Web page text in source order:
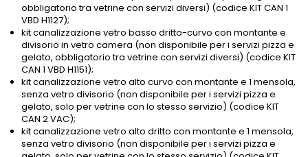
obbligatorio tra vetrine con servizi diversi) (codice KIT CAN 1
VBD H1127);
kit canalizzazione vetro basso dritto-curvo con montante e
divisorio in vetro camera (non disponibile per i servizi pizza e
gelato, obbligatorio tra vetrine con servizi diversi) (codice KIT
CAN 1 VBD H1151);
kit canalizzazione vetro alto curvo con montante e 1 mensola,
senza vetro divisorio (non disponibile per i servizi pizza e
gelato, solo per vetrine con lo stesso servizio) (codice KIT
CAN 2 VAC);
kit canalizzazione vetro alto dritto con montante e 1 mensola,
senza vetro divisorio (non disponibile per i servizi pizza e